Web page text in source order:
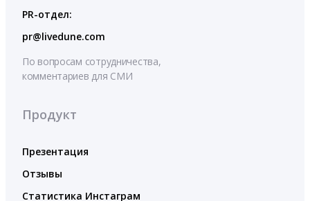
PR-отдел:
pr@livedune.com
По вопросам сотрудничества,
комментариев для СМИ
Продукт
Презентация
Отзывы
Статистика Инстаграм